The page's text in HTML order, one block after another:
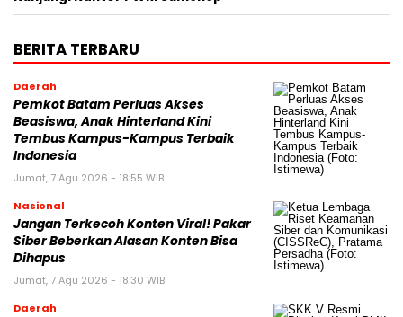
BERITA TERBARU
Daerah
Pemkot Batam Perluas Akses
Beasiswa, Anak Hinterland Kini
Tembus Kampus-Kampus Terbaik
Indonesia
Jumat, 7 Agu 2026 - 18:55 WIB
Nasional
Jangan Terkecoh Konten Viral! Pakar
Siber Beberkan Alasan Konten Bisa
Dihapus
Jumat, 7 Agu 2026 - 18:30 WIB
Daerah